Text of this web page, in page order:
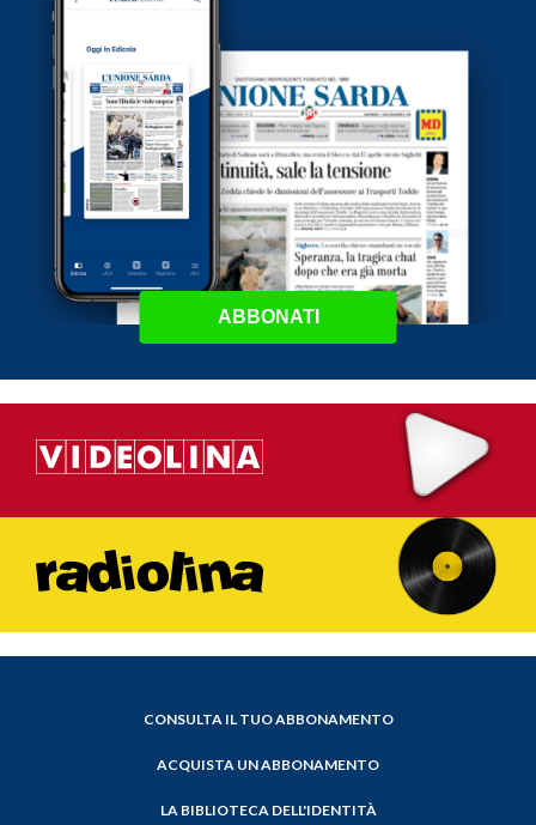
ABBONATI
CONSULTA IL TUO ABBONAMENTO
ACQUISTA UN ABBONAMENTO
LA BIBLIOTECA DELL'IDENTITÀ